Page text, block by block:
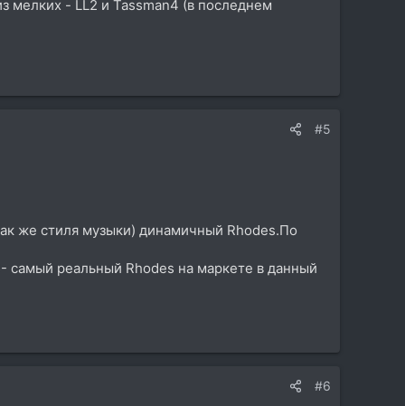
мелких - LL2 и Tassman4 (в последнем
#5
же стиля музыки) динамичный Rhodes.По
самый реальный Rhodes на маркете в данный
#6